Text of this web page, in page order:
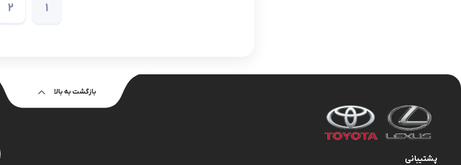
1
2
بازگشت به بالا
پشتیبانی